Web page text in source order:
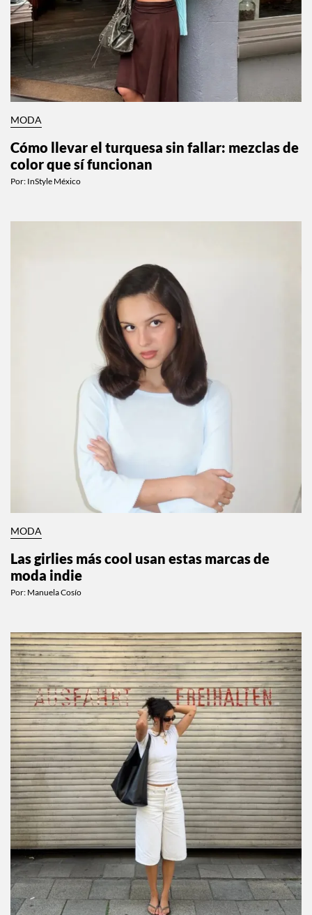
MODA
Cómo llevar el turquesa sin fallar: mezclas de
color que sí funcionan
Por: InStyle México
MODA
Las girlies más cool usan estas marcas de
moda indie
Por: Manuela Cosío